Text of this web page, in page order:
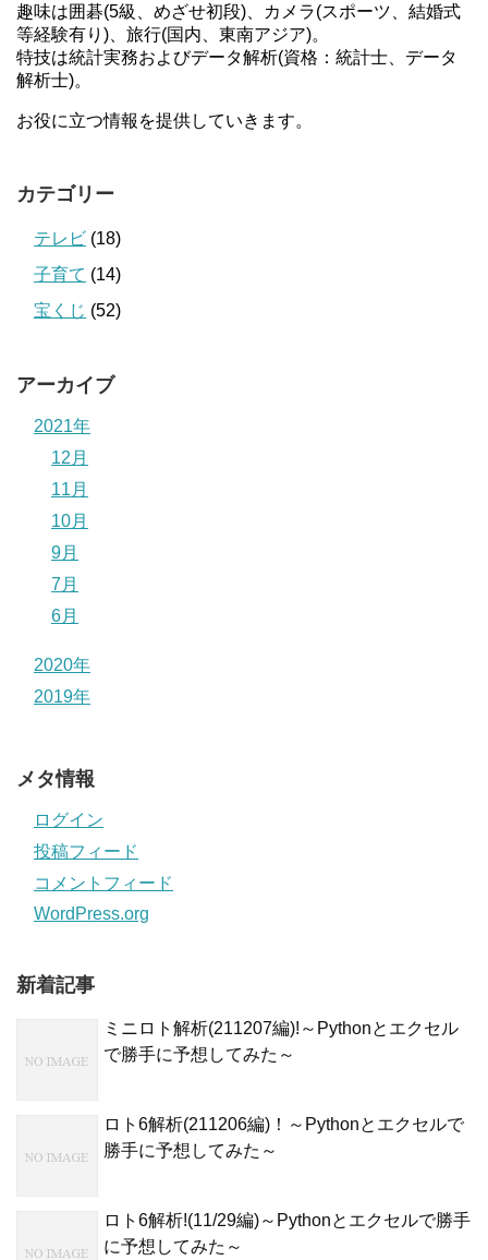
趣味は囲碁(5級、めざせ初段)、カメラ(スポーツ、結婚式
等経験有り)、旅行(国内、東南アジア)。
特技は統計実務およびデータ解析(資格：統計士、データ
解析士)。
お役に立つ情報を提供していきます。
カテゴリー
テレビ (18)
子育て (14)
宝くじ (52)
アーカイブ
2021年
12月
11月
10月
9月
7月
6月
2020年
2019年
メタ情報
ログイン
投稿フィード
コメントフィード
WordPress.org
新着記事
ミニロト解析(211207編)!～Pythonとエクセル
で勝手に予想してみた～
ロト6解析(211206編)！～Pythonとエクセルで
勝手に予想してみた～
ロト6解析!(11/29編)～Pythonとエクセルで勝手
に予想してみた～